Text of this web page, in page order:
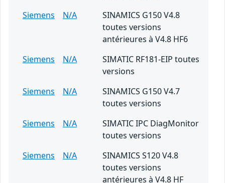
Siemens
N/A
SINAMICS G150 V4.8
toutes versions
antérieures à V4.8 HF6
Siemens
N/A
SIMATIC RF181-EIP toutes
versions
Siemens
N/A
SINAMICS G150 V4.7
toutes versions
Siemens
N/A
SIMATIC IPC DiagMonitor
toutes versions
Siemens
N/A
SINAMICS S120 V4.8
toutes versions
antérieures à V4.8 HF